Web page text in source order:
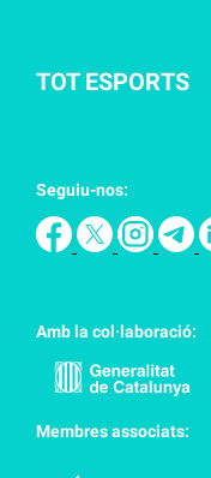
TOT ESPORTS
Seguiu-nos:
Amb la col·laboració:
Membres associats: